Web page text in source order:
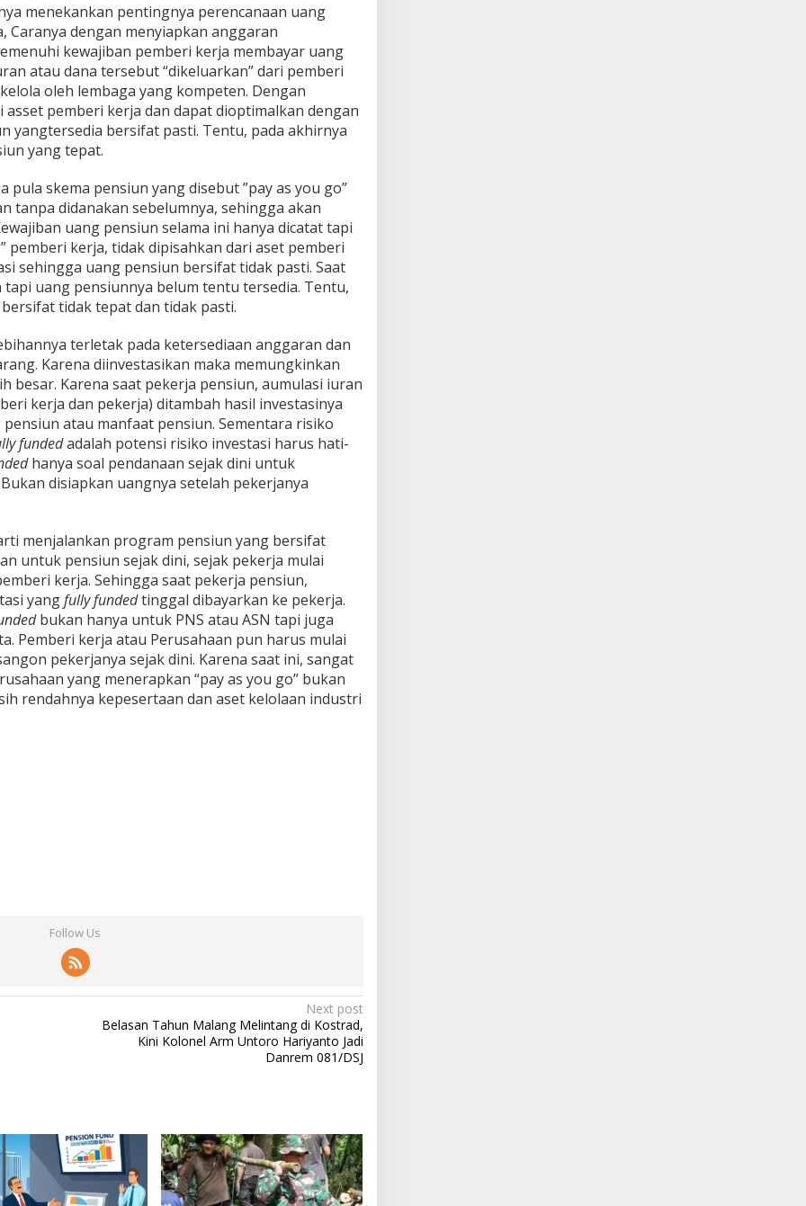
menekankan pentingnya perencanaan uang
Caranya dengan menyiapkan anggaran
kewajiban pemberi kerja membayar uang
atau dana tersebut “dikeluarkan” dari pemberi
oleh lembaga yang kompeten. Dengan
pemberi kerja dan dapat dioptimalkan dengan
yangtersedia bersifat pasti. Tentu, pada akhirnya
yang tepat.
pula skema pensiun yang disebut ”pay as you go”
tanpa didanakan sebelumnya, sehingga akan
uang pensiun selama ini hanya dicatat tapi
pemberi kerja, tidak dipisahkan dari aset pemberi
sehingga uang pensiun bersifat tidak pasti. Saat
uang pensiunnya belum tentu tersedia. Tentu,
tidak tepat dan tidak pasti.
terletak pada ketersediaan anggaran dan
Karena diinvestasikan maka memungkinkan
besar. Karena saat pekerja pensiun, aumulasi iuran
kerja dan pekerja) ditambah hasil investasinya
atau manfaat pensiun. Sementara risiko
fundedadalah potensi risiko investasi harus hati-
hanya soal pendanaan sejak dini untuk
disiapkan uangnya setelah pekerjanya
menjalankan program pensiun yang bersifat
untuk pensiun sejak dini, sejak pekerja mulai
kerja. Sehingga saat pekerja pensiun,
yangfully fundedtinggal dibayarkan ke pekerja.
bukan hanya untuk PNS atau ASN tapi juga
Pemberi kerja atau Perusahaan pun harus mulai
pekerjanya sejak dini. Karena saat ini, sangat
yang menerapkan “pay as you go” bukan
rendahnya kepesertaan dan aset kelolaan industri
Follow Us
Next post
Belasan Tahun Malang Melintang di Kostrad,
Kini Kolonel Arm Untoro Hariyanto Jadi
Danrem 081/DSJ